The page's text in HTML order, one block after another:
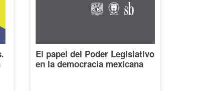
El papel del Poder Legislativo
en la democracia mexicana